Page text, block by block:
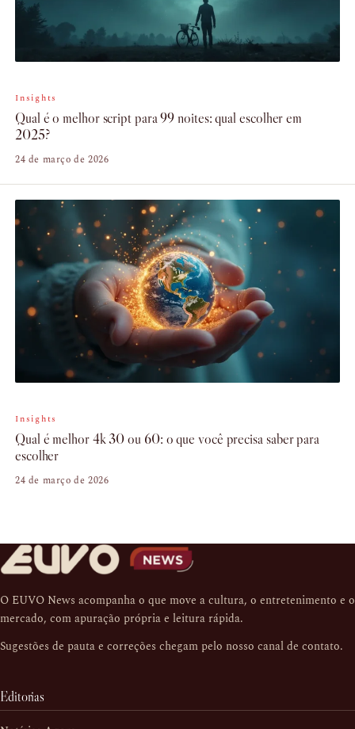
Insights
Qual é o melhor script para 99 noites: qual escolher em
2025?
24 de março de 2026
Insights
Qual é melhor 4k 30 ou 60: o que você precisa saber para
escolher
24 de março de 2026
O EUVO News acompanha o que move a cultura, o entretenimento e o
mercado, com apuração própria e leitura rápida.
Sugestões de pauta e correções chegam pelo nosso canal de contato.
Editorias